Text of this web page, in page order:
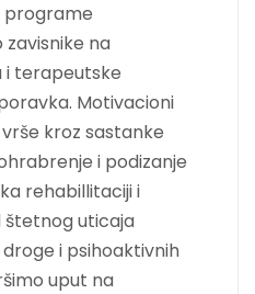
programe
na
i terapeutske
Motivacioni
kroz sastanke
i podizanje
rehabillitaciji i
štetnog uticaja
i psihoaktivnih
uput na